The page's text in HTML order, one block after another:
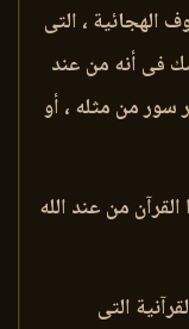
، التى
فى أنه من عند
سور من مثله ، أو
من عند الله
التى